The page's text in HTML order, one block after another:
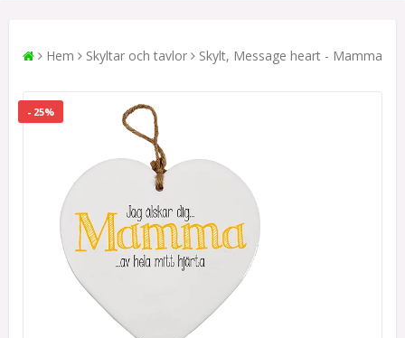
Hem Skyltar och tavlor Skylt, Message heart - Mamma
- 25%